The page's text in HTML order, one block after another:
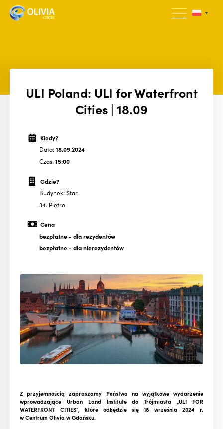
ULI Poland: ULI for Waterfront
Cities | 18.09
Kiedy?
Data:18.09.2024
Czas:15:00
Gdzie?
Budynek: Star
34. Piętro
Cena
bezpłatne- dla rezydentów
bezpłatne- dla nierezydentów
Z przyjemnością zapraszamy Państwa na wyjątkowe wydarzenie
wprowadzające Urban Land Institute do Trójmiasta „ULI FOR
WATERFRONT CITIES”, które odbędzie się 18 września 2024 r.
w Centrum Olivia w Gdańsku.